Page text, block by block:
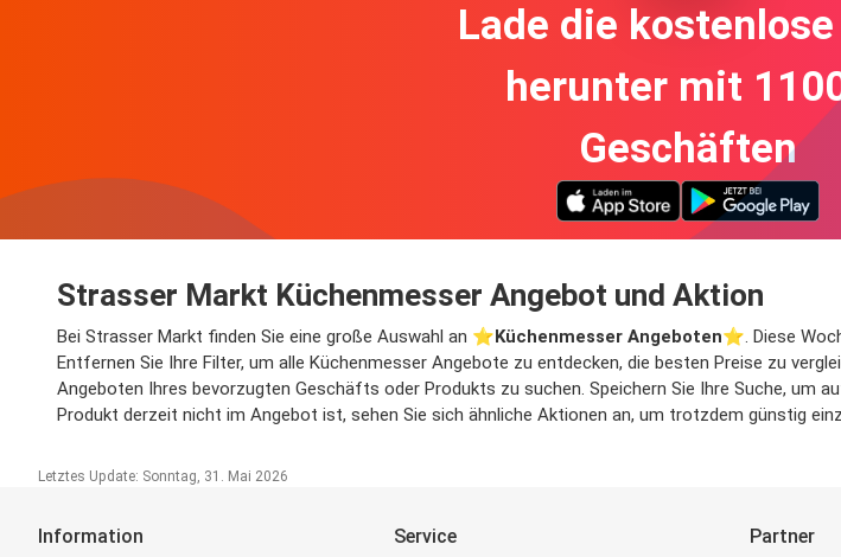
Lade die
herunter mit
Geschäften
Strasser Markt Küchenmesser Angebot und Aktion
Bei Strasser Markt finden Sie eine große Auswahl an ⭐️Küchenmesser Angeboten⭐️. Diese
Entfernen Sie Ihre Filter, um alle Küchenmesser Angebote zu entdecken, die besten Preise zu
Angeboten Ihres bevorzugten Geschäfts oder Produkts zu suchen. Speichern Sie Ihre Suche, um
Produkt derzeit nicht im Angebot ist, sehen Sie sich ähnliche Aktionen an, um trotzdem günstig
Letztes Update: Sonntag, 31. Mai 2026
Information Service Partner